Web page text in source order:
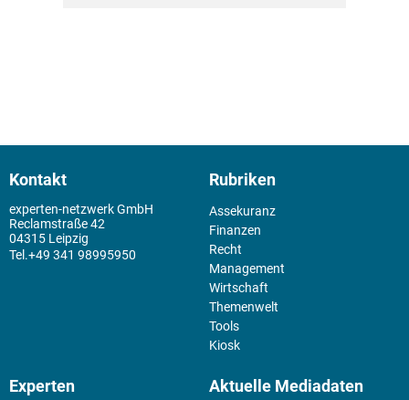
Kontakt
experten-netzwerk GmbH
Reclamstraße 42
04315 Leipzig
+49 341 98995950
Rubriken
Assekuranz
Finanzen
Recht
Management
Wirtschaft
Themenwelt
Tools
Kiosk
Experten Aktuelle Mediadaten